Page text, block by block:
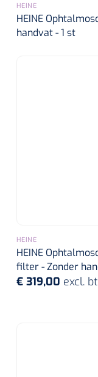
HEINE
HEINE
handvat - 1 st
HEINE
HEINE
filter - Zonder
€ 319,00 excl.